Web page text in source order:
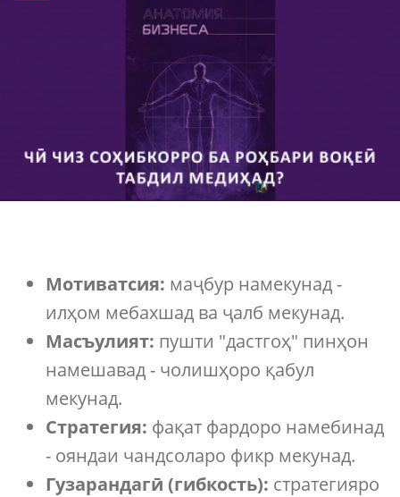
Мотиватсия: маҷбур намекунад -
илҳом мебахшад ва ҷалб мекунад.
Масъулият: пушти "дастгоҳ" пинҳон
намешавад - чолишҳоро қабул
мекунад.
Стратегия: фақат фардоро намебинад
- ояндаи чандсоларо фикр мекунад.
Гузарандагӣ (гибкость): стратегияро